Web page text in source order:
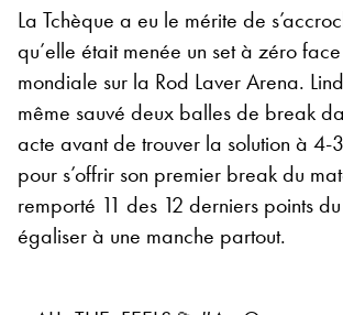
La Tchèque a eu le mérite de
qu’elle était menée un set à zéro
mondiale sur la Rod Laver Arena.
même sauvé deux balles de break
acte avant de trouver la solution à 4-
pour s’offrir son premier break du
remporté 11 des 12 derniers points
égaliser à une manche partout.